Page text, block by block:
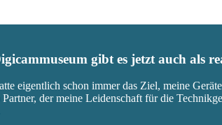
gibt es jetzt auch als
eigentlich schon immer das Ziel, meine
der meine Leidenschaft für die